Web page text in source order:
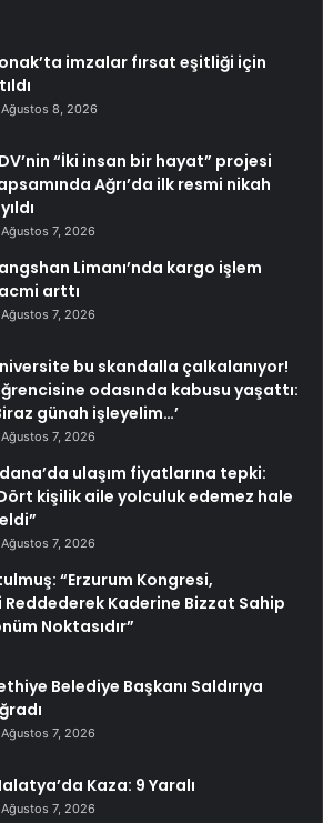
imzalar fırsat eşitliği için
Ağustos 8, 2026
“İki insan bir hayat” projesi
Ağrı’da ilk resmi nikah
Ağustos 7, 2026
Limanı’nda kargo işlem
arttı
Ağustos 7, 2026
bu skandalla çalkalanıyor!
odasında kabusu yaşattı:
günah işleyelim…’
Ağustos 7, 2026
ulaşım fiyatlarına tepki:
kişilik aile yolculuk edemez hale
Ağustos 7, 2026
“Erzurum Kongresi,
Kaderine Bizzat Sahip
Noktasıdır”
Belediye Başkanı Saldırıya
Ağustos 7, 2026
Kaza: 9 Yaralı
Ağustos 7, 2026